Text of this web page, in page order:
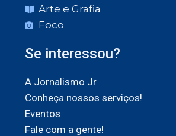
Arte e Grafia
Foco
Se interessou?
A Jornalismo Jr
Conheça nossos serviços!
Eventos
Fale com a gente!